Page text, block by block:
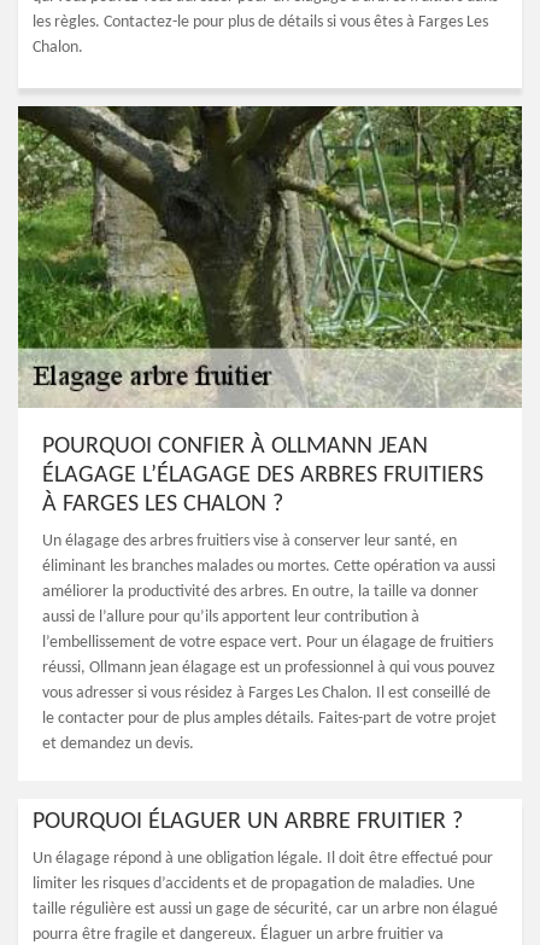
les règles. Contactez-le pour plus de détails si vous êtes à Farges Les
Chalon.
POURQUOI CONFIER À OLLMANN JEAN
ÉLAGAGE L’ÉLAGAGE DES ARBRES FRUITIERS
À FARGES LES CHALON ?
Un élagage des arbres fruitiers vise à conserver leur santé, en
éliminant les branches malades ou mortes. Cette opération va aussi
améliorer la productivité des arbres. En outre, la taille va donner
aussi de l’allure pour qu’ils apportent leur contribution à
l’embellissement de votre espace vert. Pour un élagage de fruitiers
réussi, Ollmann jean élagage est un professionnel à qui vous pouvez
vous adresser si vous résidez à Farges Les Chalon. Il est conseillé de
le contacter pour de plus amples détails. Faites-part de votre projet
et demandez un devis.
POURQUOI ÉLAGUER UN ARBRE FRUITIER ?
Un élagage répond à une obligation légale. Il doit être effectué pour
limiter les risques d’accidents et de propagation de maladies. Une
taille régulière est aussi un gage de sécurité, car un arbre non élagué
pourra être fragile et dangereux. Élaguer un arbre fruitier va